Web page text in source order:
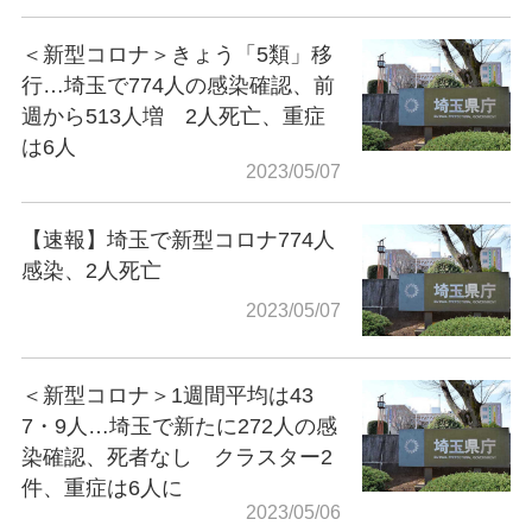
＜新型コロナ＞きょう「5類」移
行…埼玉で774人の感染確認、前
週から513人増 2人死亡、重症
は6人
2023/05/07
【速報】埼玉で新型コロナ774人
感染、2人死亡
2023/05/07
＜新型コロナ＞1週間平均は43
7・9人…埼玉で新たに272人の感
染確認、死者なし クラスター2
件、重症は6人に
2023/05/06